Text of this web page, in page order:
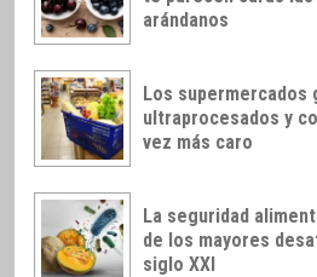
arándanos
Los supermercados
ultraprocesados y
vez más caro
La seguridad
de los mayores
siglo XXI